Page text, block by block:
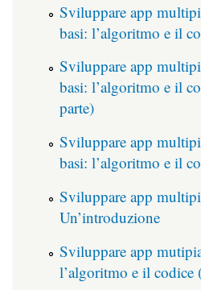
Sviluppare app
basi: l’algoritmo e il
Sviluppare app
basi: l’algoritmo e il
parte)
Sviluppare app
basi: l’algoritmo e il
Sviluppare app
Un’introduzione
Sviluppare app
l’algoritmo e il codice